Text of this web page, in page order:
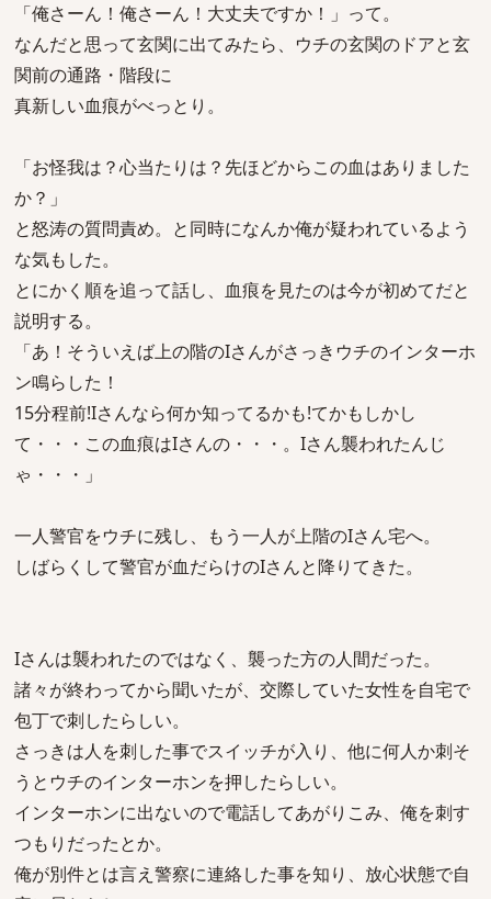
「俺さーん！俺さーん！大丈夫ですか！」って。
なんだと思って玄関に出てみたら、ウチの玄関のドアと玄
関前の通路・階段に
真新しい血痕がべっとり。
「お怪我は？心当たりは？先ほどからこの血はありました
か？」
と怒涛の質問責め。と同時になんか俺が疑われているよう
な気もした。
とにかく順を追って話し、血痕を見たのは今が初めてだと
説明する。
「あ！そういえば上の階のIさんがさっきウチのインターホ
ン鳴らした！
15分程前!Iさんなら何か知ってるかも!てかもしかし
て・・・この血痕はIさんの・・・。Iさん襲われたんじ
ゃ・・・」
一人警官をウチに残し、もう一人が上階のIさん宅へ。
しばらくして警官が血だらけのIさんと降りてきた。
Iさんは襲われたのではなく、襲った方の人間だった。
諸々が終わってから聞いたが、交際していた女性を自宅で
包丁で刺したらしい。
さっきは人を刺した事でスイッチが入り、他に何人か刺そ
うとウチのインターホンを押したらしい。
インターホンに出ないので電話してあがりこみ、俺を刺す
つもりだったとか。
俺が別件とは言え警察に連絡した事を知り、放心状態で自